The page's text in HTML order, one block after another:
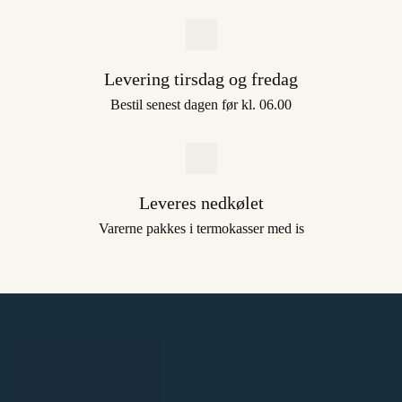
Levering tirsdag og fredag
Bestil senest dagen før kl. 06.00
Leveres nedkølet
Varerne pakkes i termokasser med is